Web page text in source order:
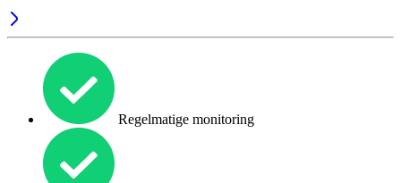
Regelmatige monitoring